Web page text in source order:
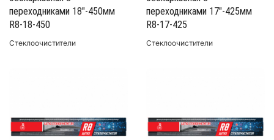
переходниками 18"-450мм
R8-18-450
Стеклоочистители
переходниками 17"-425мм
R8-17-425
Стеклоочистители